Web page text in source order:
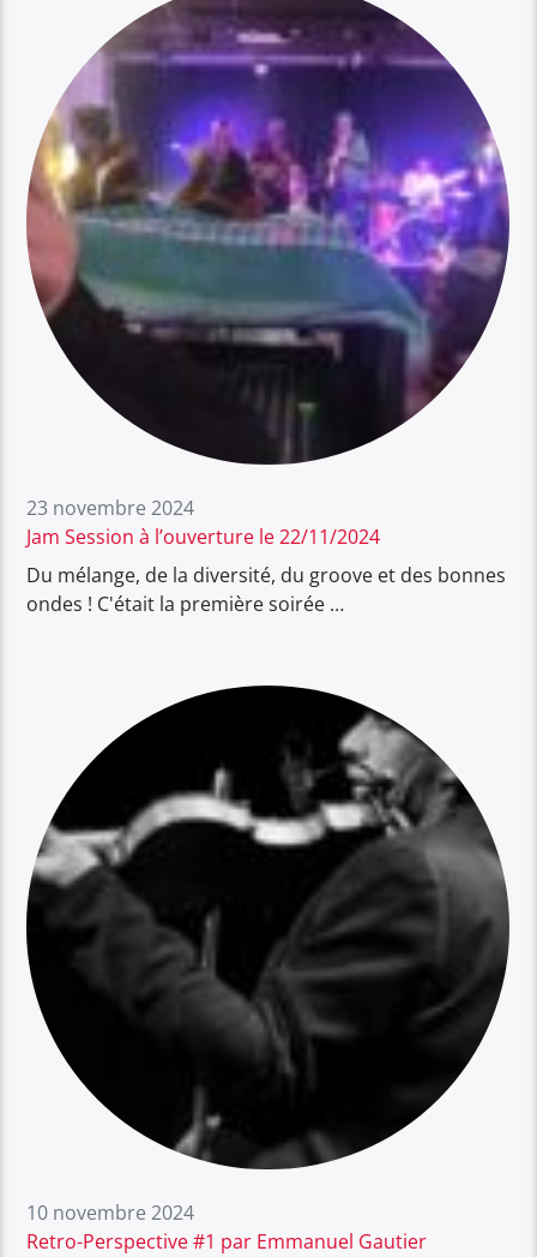
23 novembre 2024
Jam Session à l’ouverture le 22/11/2024
Du mélange, de la diversité, du groove et des bonnes
ondes ! C'était la première soirée …
10 novembre 2024
Retro-Perspective #1 par Emmanuel Gautier